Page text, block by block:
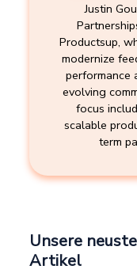
Justin
Productsup,
modernize
performance
evolving
focus
scalable
term
Unsere
Artikel